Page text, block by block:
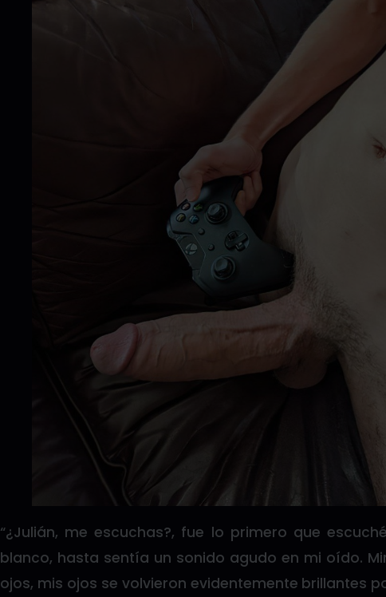
“¿Julián, me escuchas?, fue lo primero que
blanco, hasta sentía un sonido agudo en mi oído.
ojos, mis ojos se volvieron evidentemente brillantes